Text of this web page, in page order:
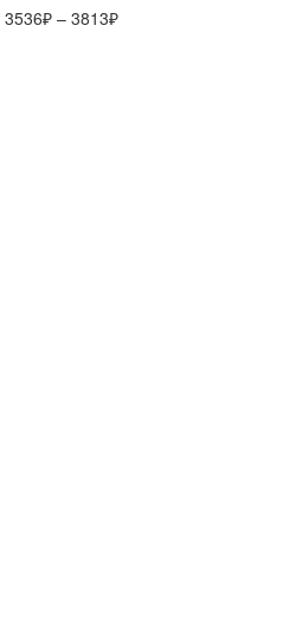
3536₽ – 3813₽Диапазон